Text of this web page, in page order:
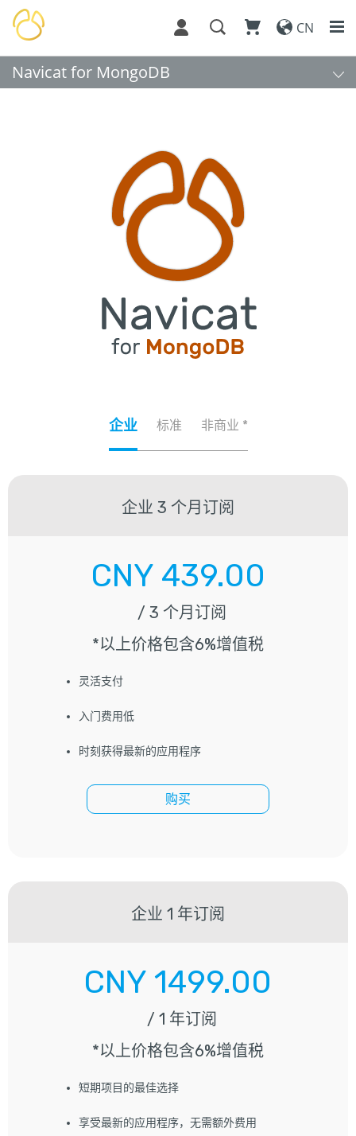
CN
Navicat for MongoDB
企业 标准 非商业 *
企业 3 个月订阅
CNY 439.00
/ 3 个月订阅
*以上价格包含6%增值税
灵活支付
入门费用低
时刻获得最新的应用程序
购买
企业 1 年订阅
CNY 1499.00
/ 1 年订阅
*以上价格包含6%增值税
短期项目的最佳选择
享受最新的应用程序，无需额外费用